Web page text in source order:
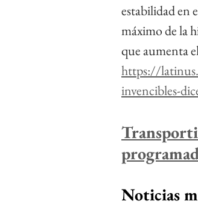
estabilidad en
máximo de la
que aumenta
https://
invencibles-
Noticias